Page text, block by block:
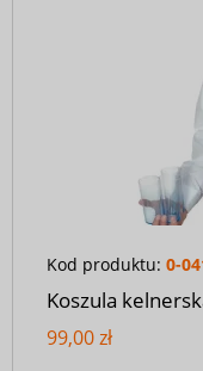
Kod produktu: 0-
Koszula
99,00 zł